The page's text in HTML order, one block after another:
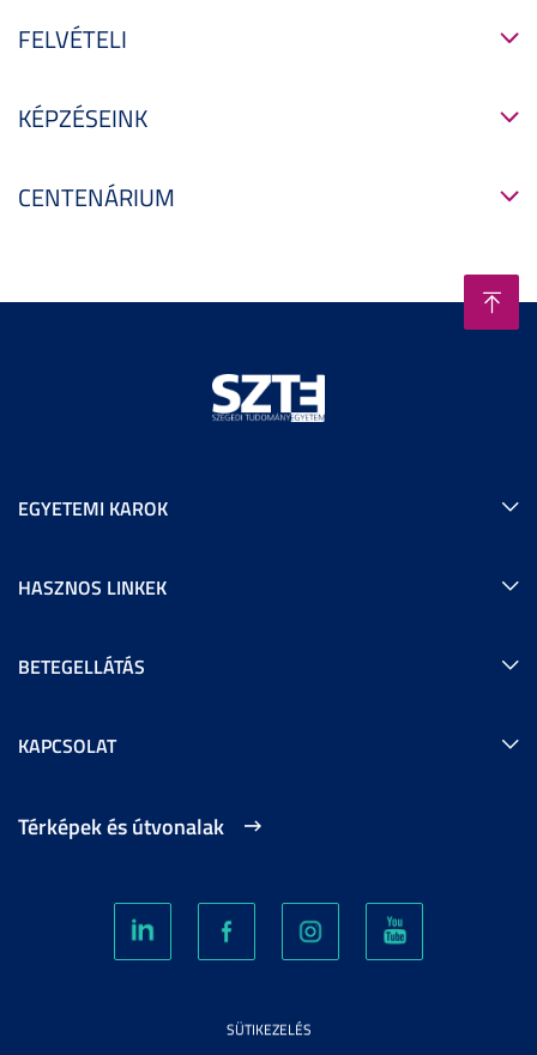
FELVÉTELI
KÉPZÉSEINK
CENTENÁRIUM
EGYETEMI KAROK
HASZNOS LINKEK
BETEGELLÁTÁS
KAPCSOLAT
Térképek és útvonalak
SÜTIKEZELÉS